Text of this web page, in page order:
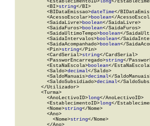
          <EstablecimentoID>
long</
          <BI>
string</BI>
          <BIDataEmissao>
dateTime</
          <AcessoEscolar>
boolean</
          <SaidaLivre>
boolean</SaidaLivre>
          <SaidaFuros>
boolean</SaidaFuros>
          <SaidaUltimoTempo>
boolean</
          <SaidaIntervalos>
boolean</
          <SaidaAcompanhado>
boolean</
          <Pin>
string</Pin>
          <CardSerial>
string</CardSerial>
          <PassworEncarregado>
string</
          <EstaNaEscola>
boolean</
          <Saldo>
decimal</Saldo>
          <SaldoManuais>
decimal</
          <SaldoSubsidiado>
decimal</
        </Utilizador>
        <Turma>
          <AnoLectivoID>
long</AnoLectivoID>
          <EstablecimentoID>
long</
          <Nome>
string</Nome>
          <Ano>
            <Nome>
string</Nome>
          </Ano>